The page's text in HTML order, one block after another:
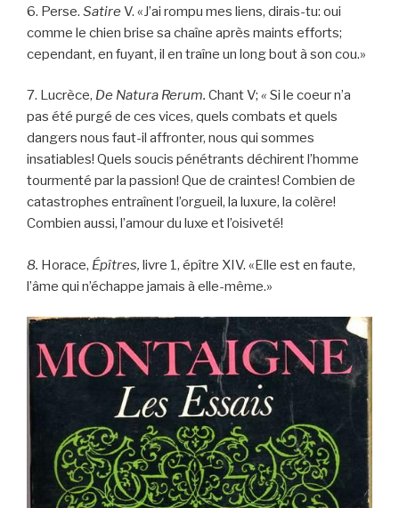
6. Perse. Satire V. «J’ai rompu mes liens, dirais-tu: oui
comme le chien brise sa chaîne après maints efforts;
cependant, en fuyant, il en traîne un long bout à son cou.»
7. Lucrèce, De Natura Rerum. Chant V; « Si le coeur n’a
pas été purgé de ces vices, quels combats et quels
dangers nous faut-il affronter, nous qui sommes
insatiables! Quels soucis pénétrants déchirent l’homme
tourmenté par la passion! Que de craintes! Combien de
catastrophes entraînent l’orgueil, la luxure, la colère!
Combien aussi, l’amour du luxe et l’oisiveté!
8. Horace, Épîtres, livre 1, épître XIV. «Elle est en faute,
l’âme qui n’échappe jamais à elle-même.»